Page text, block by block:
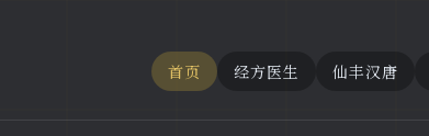
首页 经方医生 仙丰汉唐